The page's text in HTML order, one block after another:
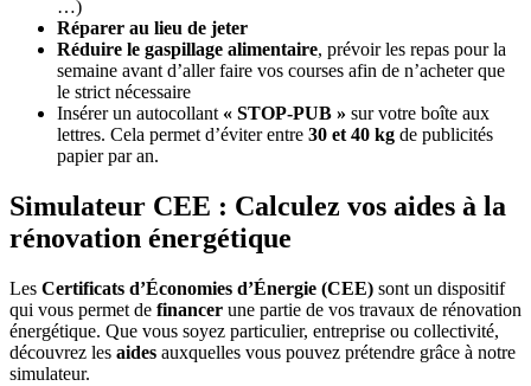
…)
Réparer au lieu de jeter
Réduire le gaspillage alimentaire, prévoir les repas pour la
semaine avant d’aller faire vos courses afin de n’acheter que
le strict nécessaire
Insérer un autocollant « STOP-PUB » sur votre boîte aux
lettres. Cela permet d’éviter entre 30 et 40 kg de publicités
papier par an.
Simulateur CEE : Calculez vos aides à la
rénovation énergétique
Les Certificats d’Économies d’Énergie (CEE) sont un dispositif
qui vous permet de financer une partie de vos travaux de rénovation
énergétique. Que vous soyez particulier, entreprise ou collectivité,
découvrez les aides auxquelles vous pouvez prétendre grâce à notre
simulateur.